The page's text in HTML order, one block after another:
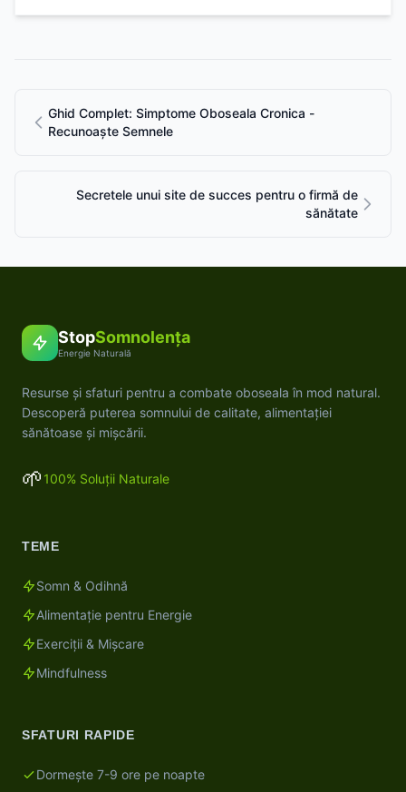
Ghid Complet: Simptome Oboseala Cronica -
Recunoaște Semnele
Secretele unui site de succes pentru o firmă de
sănătate
StopSomnolența
Energie Naturală
Resurse și sfaturi pentru a combate oboseala în mod natural.
Descoperă puterea somnului de calitate, alimentației
sănătoase și mișcării.
🌱 100% Soluții Naturale
TEME
Somn & Odihnă
Alimentație pentru Energie
Exerciții & Mișcare
Mindfulness
SFATURI RAPIDE
Dormește 7-9 ore pe noapte